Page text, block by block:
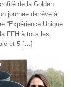
de la Golden
journée de rêve à
“Expérience Unique
la FFH à tous les
et 5 […]